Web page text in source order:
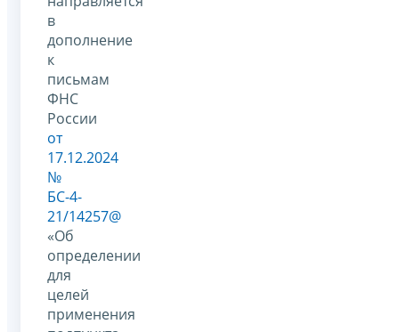
в
дополнение
к
письмам
ФНС
России
от
17.12.2024
№
БС-4-
21/14257@
«Об
определении
для
целей
применения